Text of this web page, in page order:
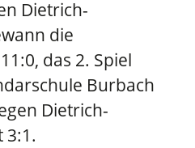
Dietrich-
die
das 2. Spiel
Burbach
Dietrich-
3:1.